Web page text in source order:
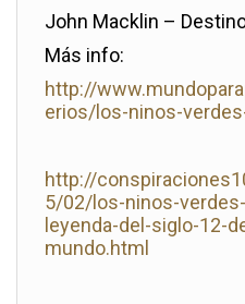
John Macklin –
Más info:
http://
erios/los-ninos-
http://
5/02/los-ninos-
leyenda-del-siglo-12-
mundo.html